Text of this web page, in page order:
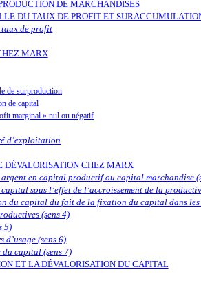
DE MARCHANDISES
DU TAUX DE PROFIT ET
taux de profit
MARX
de surproduction
de capital
marginal » nul ou négatif
d’exploitation
DÉVALORISATION CHEZ MARX
en capital productif ou capital marchandise
sous l’effet de l’accroissement de la
du capital du fait de la fixation du capital dans les
(sens 4)
5)
(sens 6)
capital (sens 7)
ET LA DÉVALORISATION DU CAPITAL